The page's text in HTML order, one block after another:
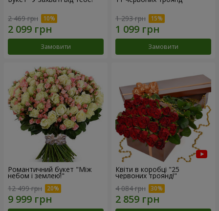
2 469 грн
Замовити
1 293 грн
Замовити
Романтичний букет "Між
небом і землею!"
12 499 грн
Квіти в коробці "25
червоних троянд!"
4 084 грн